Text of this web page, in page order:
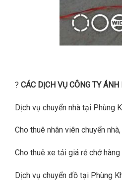
? CÁC DỊCH VỤ CÔNG TY
Dịch vụ chuyển nhà tại Phùng
Cho thuê nhân viên chuyển
Cho thuê xe tải giá rẻ chở
Dịch vụ chuyển đồ tại Phùng